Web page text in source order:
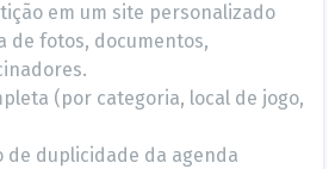
em um site personalizado
de fotos, documentos,
(por categoria, local de jogo,
de duplicidade da agenda